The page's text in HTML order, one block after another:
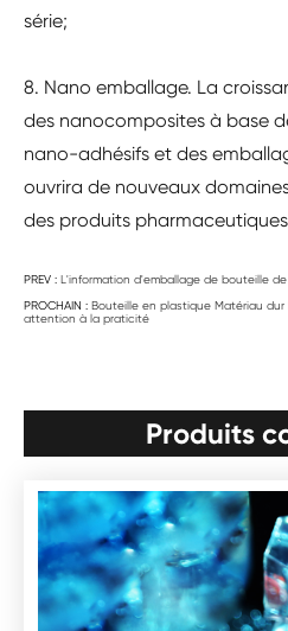
série;
8. Nano emballage. La
des nanocomposites à base
nano-adhésifs et des
ouvrira de nouveaux
des produits
PREV : L'information d'emballage de bouteille
PROCHAIN : Bouteille en plastique Matériau
attention à la praticité
Produits